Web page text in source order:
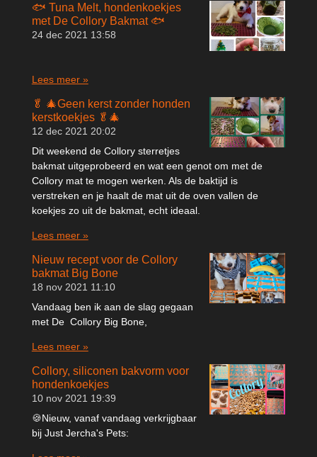
🐟 Tuna Melt, hondenkoekjes
met De Collory Bakmat 🐟
24 dec 2021 13:58
Lees meer »
🥬 🎄Geen kerst zonder honden
kerstkoekjes 🥬🎄
12 dec 2021 20:02
Dit weekend de Collory sterretjes
bakmat uitgeprobeerd en wat een genot om met de
Collory mat te mogen werken. Als de baktijd is
verstreken en je haalt de mat uit de oven vallen de
koekjes zo uit de bakmat, echt ideaal.
Lees meer »
Nieuw recept voor de Collory
bakmat Big Bone
18 nov 2021 11:10
Vandaag ben ik aan de slag gegaan
met De Collory Big Bone,
Lees meer »
Collory, siliconen bakvorm voor
hondenkoekjes
10 nov 2021 19:39
🍪Nieuw, vanaf vandaag verkrijgbaar
bij Just Jercha's Pets: